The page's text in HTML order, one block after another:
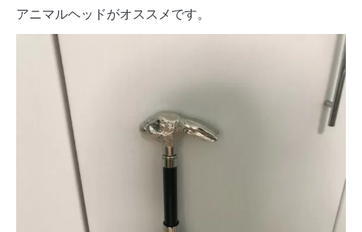
アニマルヘッドがオススメです。